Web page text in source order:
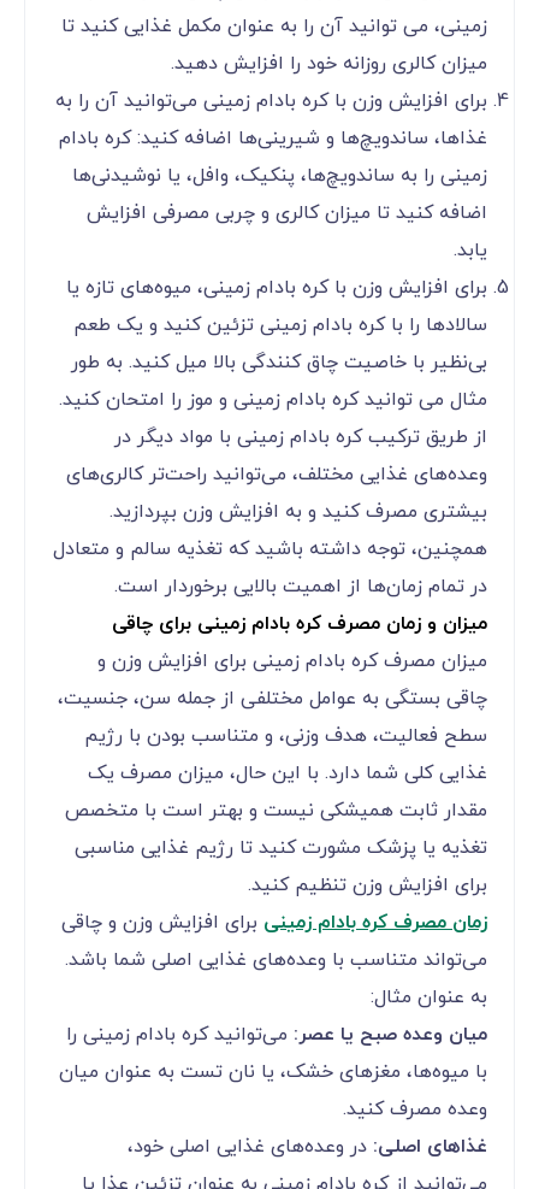
زمینی، می توانید آن را به عنوان مکمل غذایی کنید تا
میزان کالری روزانه خود را افزایش دهید.
برای افزایش وزن با کره بادام زمینی می‌توانید آن را به
غذاها، ساندویچ‌ها و شیرینی‌ها اضافه کنید: کره بادام
زمینی را به ساندویچ‌ها، پنکیک، وافل، یا نوشیدنی‌ها
اضافه کنید تا میزان کالری و چربی مصرفی افزایش
یابد.
برای افزایش وزن با کره بادام زمینی، میوه‌های تازه یا
سالاد‌ها را با کره بادام زمینی تزئین کنید و یک طعم
بی‌نظیر با خاصیت چاق کنندگی بالا میل کنید. به طور
مثال می توانید کره بادام زمینی و موز را امتحان کنید.
از طریق ترکیب کره بادام زمینی با مواد دیگر در
وعده‌های غذایی مختلف، می‌توانید راحت‌تر کالری‌های
بیشتری مصرف کنید و به افزایش وزن بپردازید.
همچنین، توجه داشته باشید که تغذیه سالم و متعادل
در تمام زمان‌ها از اهمیت بالایی برخوردار است.
میزان و زمان مصرف کره بادام زمینی برای چاقی
میزان مصرف کره بادام زمینی برای افزایش وزن و
چاقی بستگی به عوامل مختلفی از جمله سن، جنسیت،
سطح فعالیت، هدف وزنی، و متناسب بودن با رژیم
غذایی کلی شما دارد. با این حال، میزان مصرف یک
مقدار ثابت همیشکی نیست و بهتر است با متخصص
تغذیه یا پزشک مشورت کنید تا رژیم غذایی مناسبی
برای افزایش وزن تنظیم کنید.
زمان مصرف کره بادام زمینی برای افزایش وزن و چاقی
می‌تواند متناسب با وعده‌های غذایی اصلی شما باشد.
به عنوان مثال:
میان وعده صبح یا عصر: می‌توانید کره بادام زمینی را
با میوه‌ها، مغزهای خشک، یا نان تست به عنوان میان
وعده مصرف کنید.
غذاهای اصلی: در وعده‌های غذایی اصلی خود،